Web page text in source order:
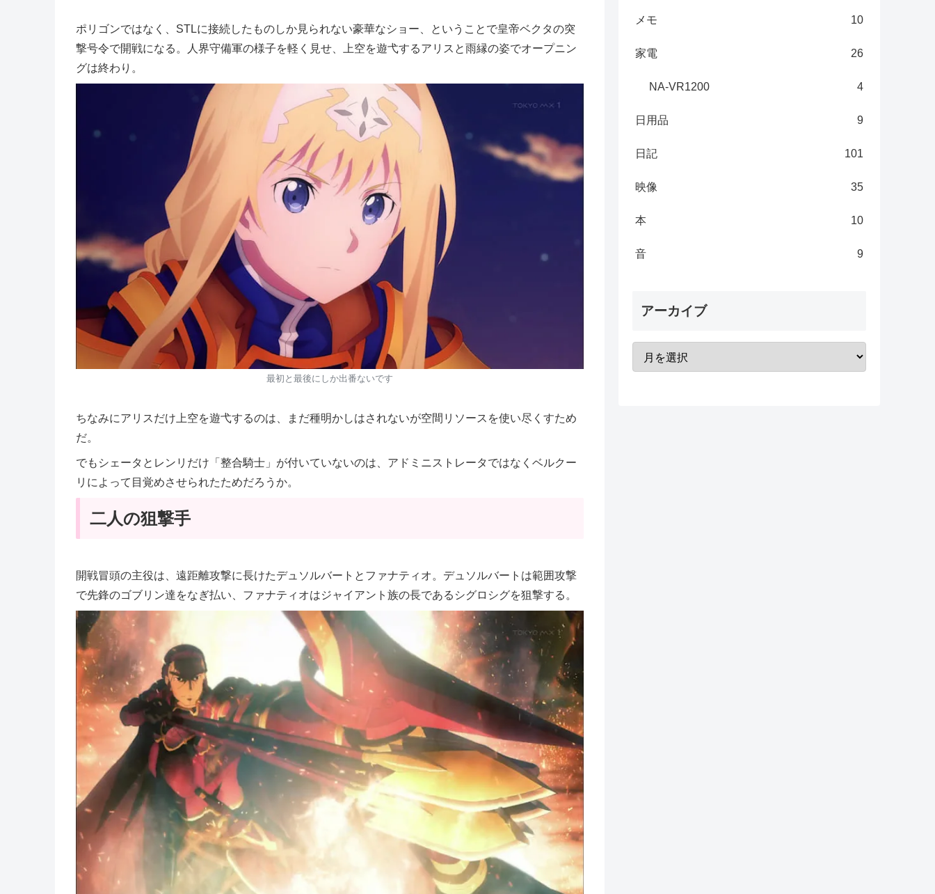
ポリゴンではなく、STLに接続したものしか見られない豪華なショー、ということで皇帝ベクタの突
撃号令で開戦になる。人界守備軍の様子を軽く見せ、上空を遊弋するアリスと雨縁の姿でオープニン
グは終わり。
最初と最後にしか出番ないです
ちなみにアリスだけ上空を遊弋するのは、まだ種明かしはされないが空間リソースを使い尽くすため
だ。
でもシェータとレンリだけ「整合騎士」が付いていないのは、アドミニストレータではなくベルクー
リによって目覚めさせられたためだろうか。
二人の狙撃手
開戦冒頭の主役は、遠距離攻撃に長けたデュソルバートとファナティオ。デュソルバートは範囲攻撃
で先鋒のゴブリン達をなぎ払い、ファナティオはジャイアント族の長であるシグロシグを狙撃する。
メモ 10
家電 26
NA-VR1200 4
日用品 9
日記 101
映像 35
本 10
音 9
アーカイブ